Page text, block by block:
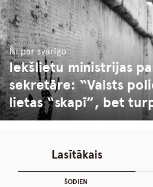
Īsi par svarīgo
Iekšlietu ministrijas
sekretāre: “Valsts
lietas “skapī”, bet
Lasītākais
ŠODIEN